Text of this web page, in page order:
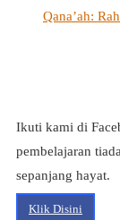
Qana’ah:
Ikuti kami di
pembelajaran
sepanjang hayat.
Klik Disini